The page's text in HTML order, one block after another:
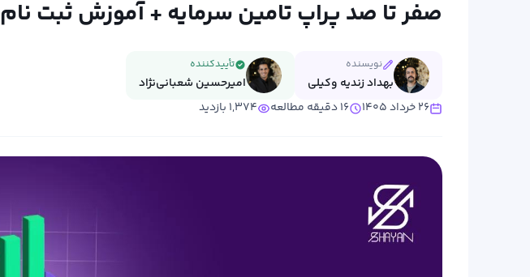
صفر تا صد پراپ تامین سرمایه + آموزش ثبت نام
نویسنده
بهداد زندیه وکیلی
تأییدکننده
امیرحسین شعبانی‌نژاد
۲۶ خرداد ۱۴۰۵
۱۶ دقیقه مطالعه ۱,۳۷۴ بازدید